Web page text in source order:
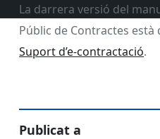
La darrera versió del
Públic de Contractes està
Suport d’e-contractació.
Publicat a